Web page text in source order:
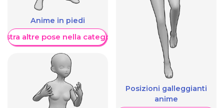
Anime in piedi
altre pose nella categoria
Posizioni galleggianti
anime